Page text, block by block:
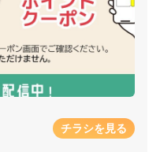
チラシを見る